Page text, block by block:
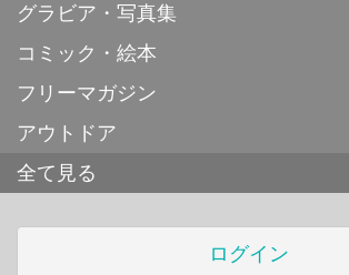
グラビア・写真集
コミック・絵本
フリーマガジン
アウトドア
全て見る
ログイン